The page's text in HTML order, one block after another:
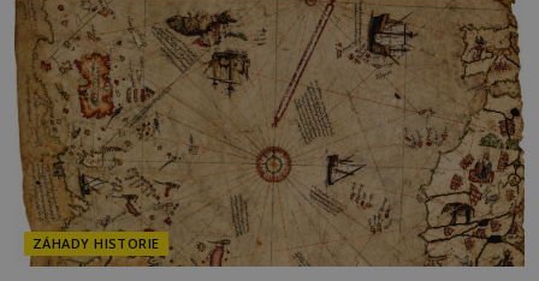
dost. Čas pracuje pro obléhatele. Ve městě ubývají
zásoby a každý den znamená další porci strádá
ZÁHADY HISTORIE